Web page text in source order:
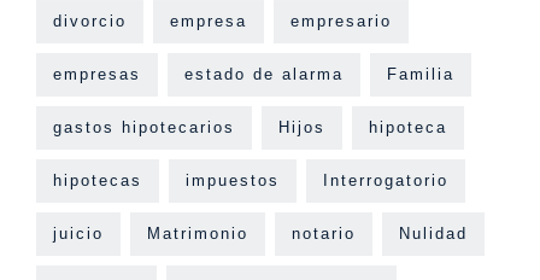
divorcio empresa empresario
empresas estado de alarma Familia
gastos hipotecarios Hijos hipoteca
hipotecas impuestos Interrogatorio
juicio Matrimonio notario Nulidad